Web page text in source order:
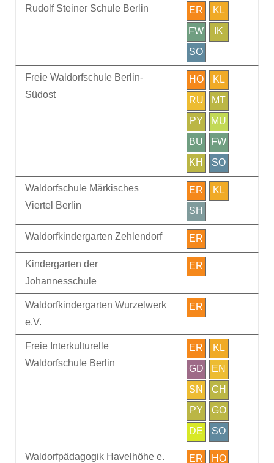
Rudolf Steiner Schule Berlin ER
KL
FW
IK
SO
Freie Waldorfschule Berlin-
Südost
HO
KL
RU
MT
PY
MU
BU
FW
KH
SO
Waldorfschule Märkisches
Viertel Berlin
ER
KL
SH
Waldorfkindergarten Zehlendorf ER
Kindergarten der
Johannesschule
ER
Waldorfkindergarten Wurzelwerk
e.V.
ER
Freie Interkulturelle
Waldorfschule Berlin
ER
KL
GD
EN
SN
CH
PY
GO
DE
SO
Waldorfpädagogik Havelhöhe e. ER HO